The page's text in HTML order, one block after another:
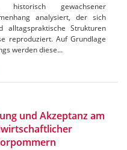
gewachsener
analysiert, der sich
alltagspraktische Strukturen
reproduziert. Auf Grundlage
werden diese…
und Akzeptanz am